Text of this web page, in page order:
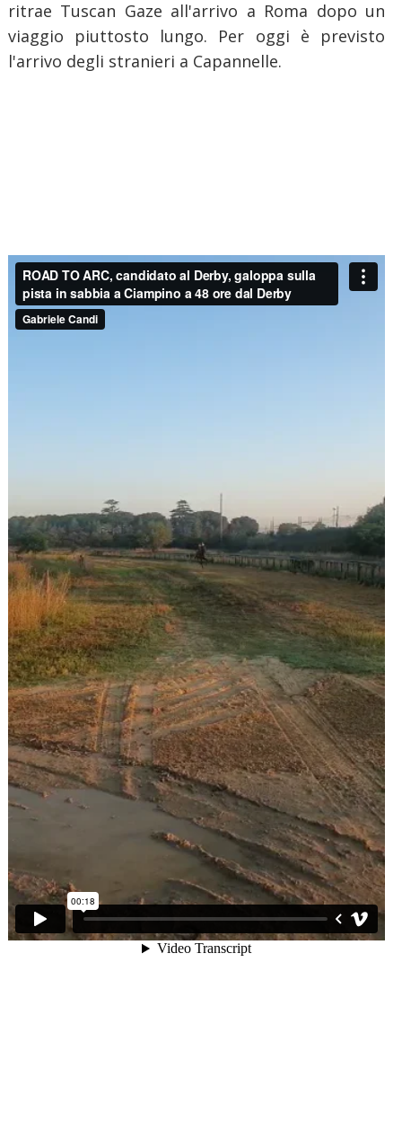
ritrae Tuscan Gaze all'arrivo a Roma dopo un
viaggio piuttosto lungo. Per oggi è previsto
l'arrivo degli stranieri a Capannelle.